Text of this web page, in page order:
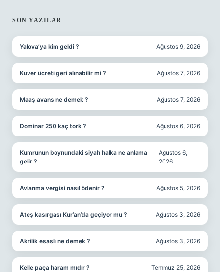
SON YAZILAR
Yalova’ya kim geldi ? Ağustos 9, 2026
Kuver ücreti geri alınabilir mi ? Ağustos 7, 2026
Maaş avans ne demek ? Ağustos 7, 2026
Dominar 250 kaç tork ? Ağustos 6, 2026
Kumrunun boynundaki siyah halka ne anlama
gelir ?
Ağustos 6,
2026
Avlanma vergisi nasıl ödenir ? Ağustos 5, 2026
Ateş kasırgası Kur’an’da geçiyor mu ? Ağustos 3, 2026
Akrilik esaslı ne demek ? Ağustos 3, 2026
Kelle paça haram mıdır ? Temmuz 25, 2026